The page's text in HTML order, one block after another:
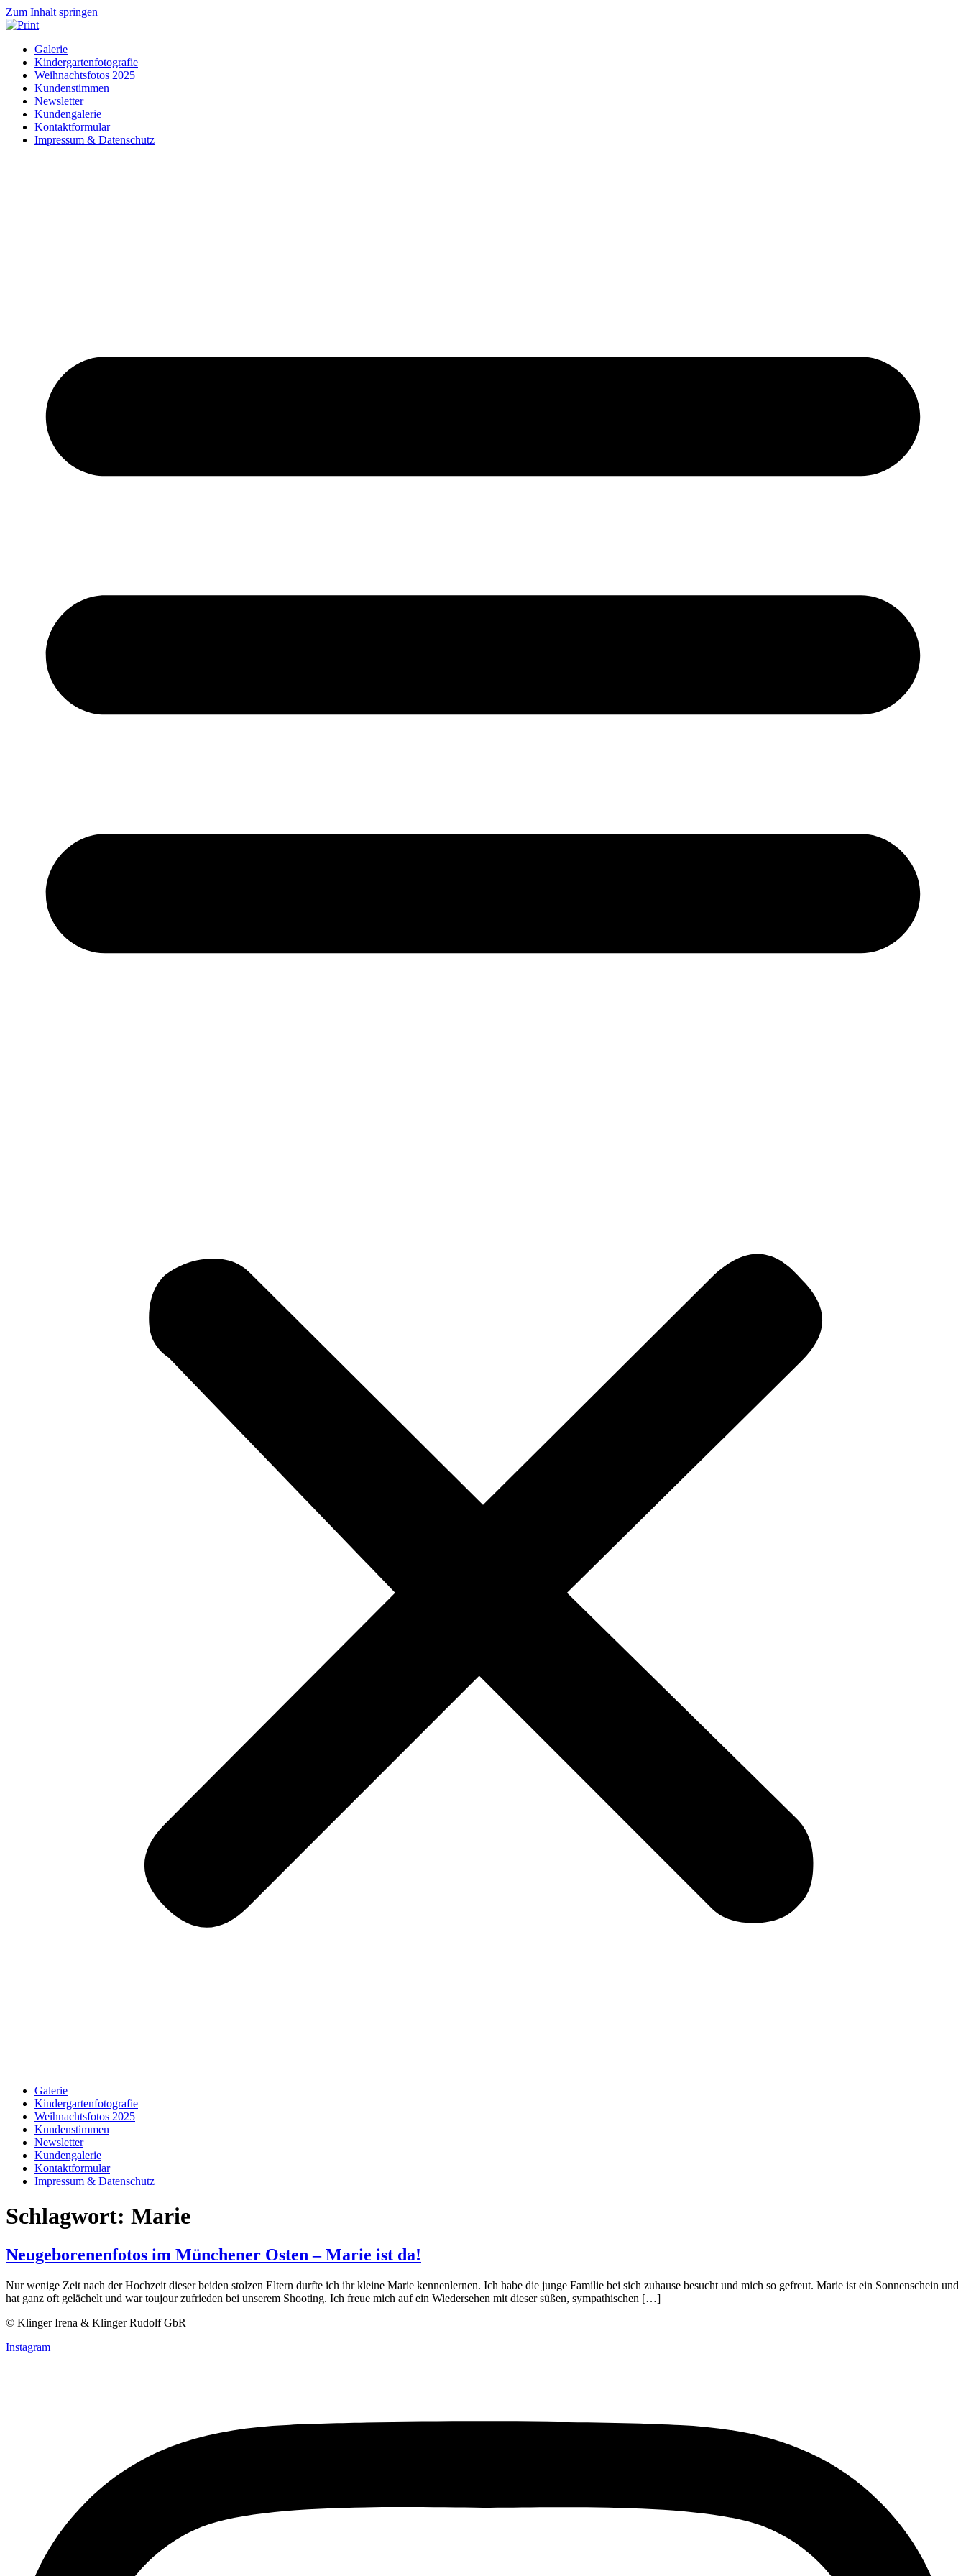
Zum Inhalt springen
Galerie
Kindergartenfotografie
Weihnachtsfotos 2025
Kundenstimmen
Newsletter
Kundengalerie
Kontaktformular
Impressum & Datenschutz
Galerie
Kindergartenfotografie
Weihnachtsfotos 2025
Kundenstimmen
Newsletter
Kundengalerie
Kontaktformular
Impressum & Datenschutz
Schlagwort: Marie
Neugeborenenfotos im Münchener Osten – Marie ist da!
Nur wenige Zeit nach der Hochzeit dieser beiden stolzen Eltern durfte ich ihr kleine Marie kennenlernen. Ich habe die junge Familie bei sich zuhause besucht und mich so gefreut. Marie ist ein Sonnenschein und
hat ganz oft gelächelt und war toujour zufrieden bei unserem Shooting. Ich freue mich auf ein Wiedersehen mit dieser süßen, sympathischen […]
© Klinger Irena & Klinger Rudolf GbR
Instagram